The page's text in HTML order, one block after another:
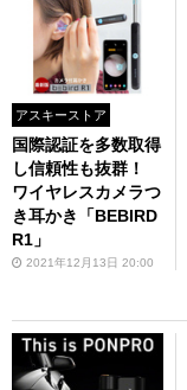
アスキーストア
国際認証を多数取得
し信頼性も抜群！
ワイヤレスカメラつ
き耳かき「BEBIRD
R1」
2021年12月13日 20:00